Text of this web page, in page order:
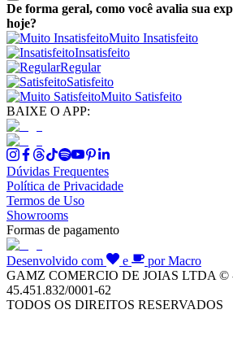
De forma geral, como você avalia sua
hoje?
Muito Insatisfeito
Insatisfeito
Regular
Satisfeito
Muito Satisfeito
BAIXE O APP:
Dúvidas Frequentes
Política de Privacidade
Termos de Uso
Showrooms
Formas de pagamento
Desenvolvido com e
por Macro
GAMZ COMERCIO DE JOIAS LTDA ©
45.451.832/0001-62
TODOS OS DIREITOS RESERVADOS